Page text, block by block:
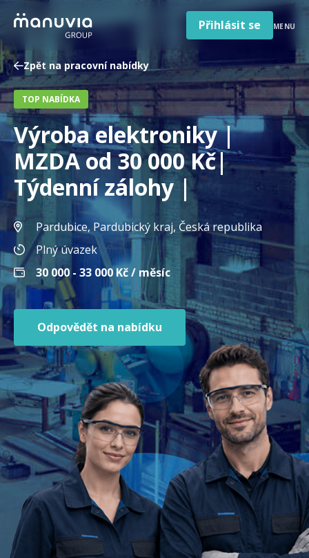
obsah
Poradna a články
Pro firmy a zaměstnavatele
O nás
Čeština
Jazyk
Česká republika
Země
/
region
Přihlásit se MENU
Zpět na pracovní nabídky
TOP NABÍDKA
Výroba elektroniky |
MZDA od 30 000 Kč|
Týdenní zálohy |
Pardubice, Pardubický kraj, Česká republika
Plný úvazek
30 000 - 33 000Kč / měsíc
Odpovědět na nabídku